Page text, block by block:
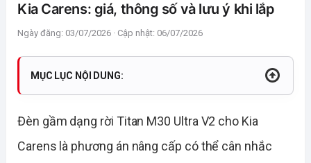
Kia Carens: giá, thông số và lưu ý khi lắp
Ngày đăng: 03/07/2026 · Cập nhật: 06/07/2026
MỤC LỤC NỘI DUNG:
Đèn gầm dạng rời Titan M30 Ultra V2 cho Kia
Carens là phương án nâng cấp có thể cân nhắc